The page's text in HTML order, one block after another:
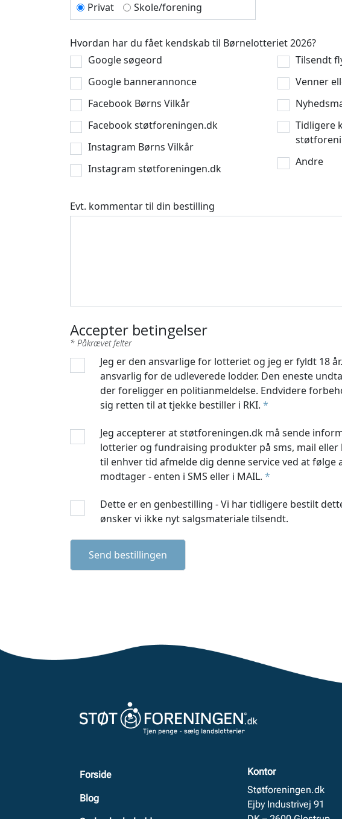
Privat
Skole/forening
Hvordan har du fået kendskab til Børnelotteriet 2026?
Google søgeord
Google bannerannonce
Facebook Børns Vilkår
Facebook støtforeningen.dk
Instagram Børns Vilkår
Instagram støtforeningen.dk
Tilsendt
Venner
Tidligere
Andre
Evt. kommentar til din bestilling
Accepter betingelser
Jeg er den ansvarlige for lotteriet og jeg er fyldt 18
ansvarlig for de udleverede lodder. Den eneste
der foreligger en politianmeldelse. Endvidere
sig retten til at tjekke bestiller i RKI. *
Jeg accepterer at støtforeningen.dk må sende
lotterier og fundraising produkter på sms, mail eller
til enhver tid afmelde dig denne service ved at følge
modtager - enten i SMS eller i MAIL. *
Dette er en genbestilling - Vi har tidligere bestilt
ønsker vi ikke nyt salgsmateriale tilsendt.
Forside
Blog
Kontor
Støtforeningen.dk
Ejby Industrivej 91